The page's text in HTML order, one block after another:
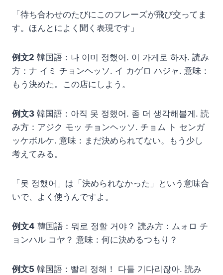
「待ち合わせのたびにこのフレーズが飛び交ってま
す。ほんとによく聞く表現です」
例文2 韓国語：나 이미 정했어. 이 가게로 하자. 読み
方：ナ イミ チョンヘッソ. イ カゲロ ハジャ. 意味：
もう決めた。この店にしよう。
例文3 韓国語：아직 못 정했어. 좀 더 생각해볼게. 読
み方：アジク モッ チョンヘッソ. チョム ト センガ
ッケボルケ. 意味：まだ決められてない。もう少し
考えてみる。
「못 정했어」は「決められなかった」という意味合
いで、よく使うんですよ。
例文4 韓国語：뭐로 정할 거야？ 読み方：ムォロ チ
ョンハル コヤ？ 意味：何に決めるつもり？
例文5 韓国語：빨리 정해！ 다들 기다리잖아. 読み